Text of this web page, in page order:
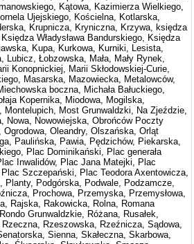
Kątowa, Kazimierza Wielkiego,
Ujejskiego, Kościelna, Kotlarska,
Krupnicza, Kryniczna, Krzywa, księdza
Władysława Bandurskiego, Księdza
Kupa, Kurkowa, Kurniki, Lesista,
Lubicz, Łobzowska, Mała, Mały Rynek,
Konopnickiej, Marii Skłodowskiej-Curie,
Masarska, Mazowiecka, Metalowców,
boczna, Michała Bałuckiego,
Kopernika, Miodowa, Mogilska,
Montelupich, Most Grunwaldzki, Na Zjeździe,
Nowa, Nowowiejska, Obrońców Poczty
Oleandry, Olszańska, Orląt
Paulińska, Pawia, Pędzichów, Piekarska,
Plac Dominikański, Plac generała
Inwalidów, Plac Jana Matejki, Plac
Szczepański, Plac Teodora Axentowicza,
Planty, Podgórska, Podwale, Podzamcze,
Prochowa, Przemyska, Przemysłowa,
Rajska, Rakowicka, Rolna, Romana
Grunwaldzkie, Różana, Rusałek,
Rzeczna, Rzeszowska, Rzeźnicza, Sądowa,
Sienna, Skałeczna, Skarbowa,